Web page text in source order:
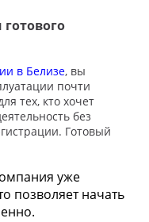
в Белизе, вы
почти
тех, кто хочет
без
Готовый
уже
позволяет начать